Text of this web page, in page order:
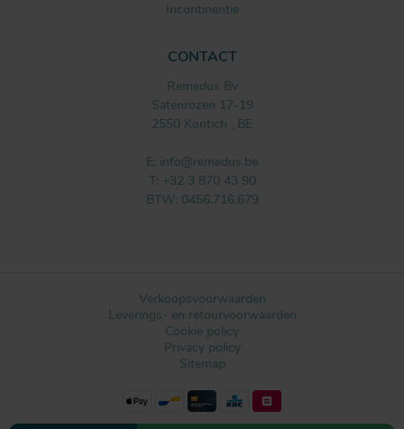
Incontinentie
CONTACT
Remedus Bv
Satenrozen 17-19
2550 Kontich , BE
E: info@remedus.be
T: +32 3 870 43 90
BTW: 0456.716.679
Verkoopsvoorwaarden
Leverings- en retourvoorwaarden
Cookie policy
Privacy policy
Sitemap